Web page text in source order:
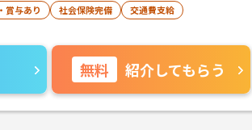
賞与あり 社会保険完備
交通費支給
無料 紹介してもらう